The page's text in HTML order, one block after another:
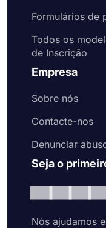
Formulários de
Todos os
de Inscrição
Empresa
Sobre nós
Contacte-nos
Denunciar
Seja o
Nós ajudamos